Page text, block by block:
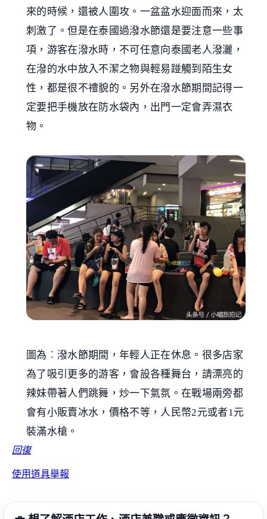
來的時候，還被人圍攻。一盆盆水迎面而來，太
刺激了。但是在泰國過潑水節還是要注意一些事
項，游客在潑水時，不可任意向泰國老人潑灑，
在潑的水中放入不潔之物與輕易踫觸到陌生女
性，都是很不禮貌的。另外在潑水節期間記得一
定要把手機放在防水袋內，出門一定會弄濕衣
物。
圖為︰潑水節期間，年輕人正在休息。很多店家
為了吸引更多的游客，會設各種舞台，請漂亮的
辣妹帶著人們跳舞，炒一下氣氛。在戰場兩旁都
會有小販賣冰水，價格不等，人民幣2元或者1元
裝滿水槍。
回復
使用道具舉報